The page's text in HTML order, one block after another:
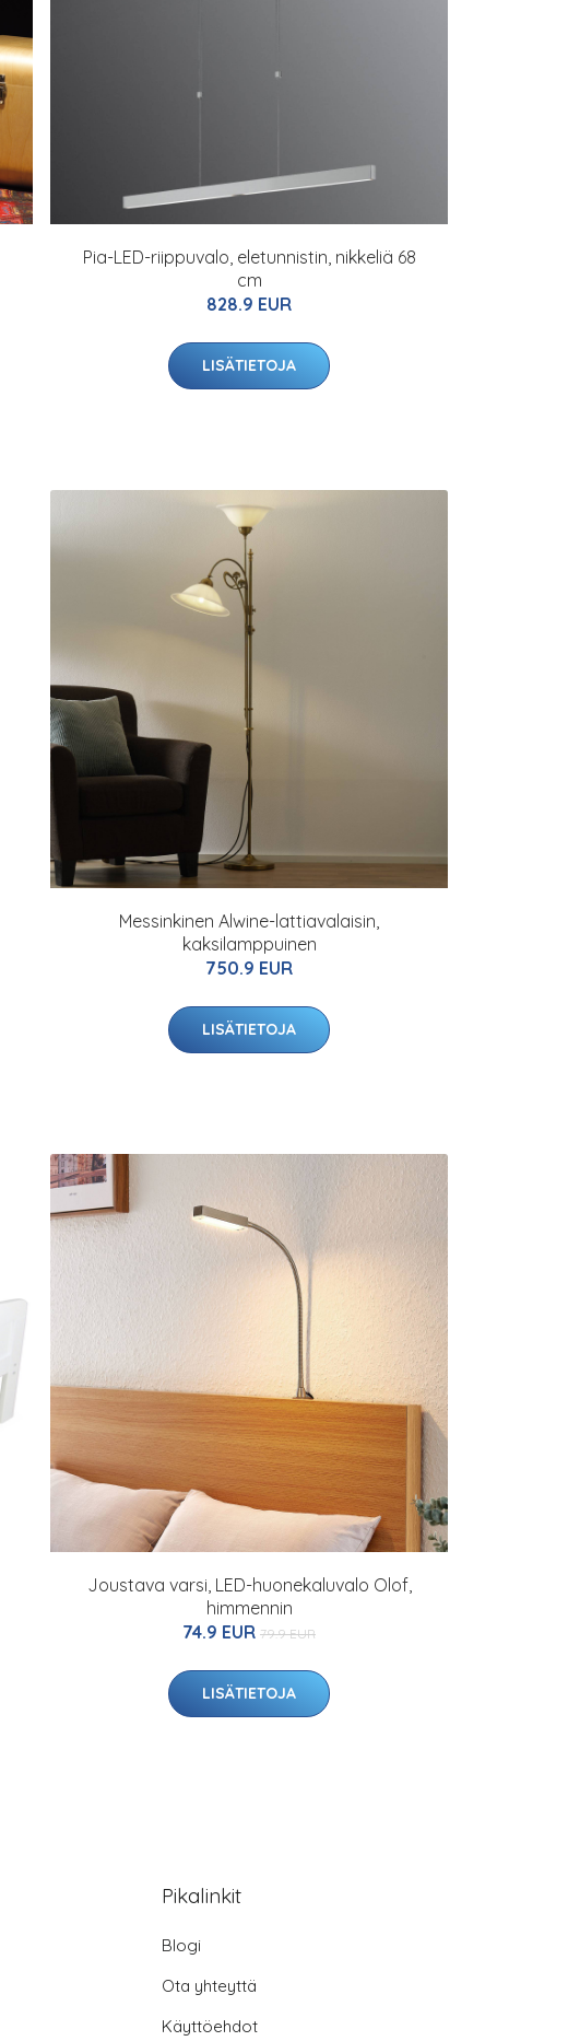
Pia-LED-riippuvalo, eletunnistin, nikkeliä 68
cm
828.9 EUR
LISÄTIETOJA
Messinkinen Alwine-lattiavalaisin,
kaksilamppuinen
750.9 EUR
LISÄTIETOJA
Joustava varsi, LED-huonekaluvalo Olof,
himmennin
74.9 EUR 79.9 EUR
LISÄTIETOJA
Pikalinkit
Blogi
Ota yhteyttä
Käyttöehdot